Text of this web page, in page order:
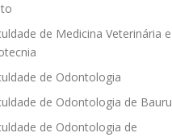
de Medicina Veterinária e
de Odontologia
de Odontologia de Bauru
de Odontologia de